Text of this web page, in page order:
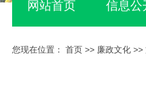
网站首页 信息公
您现在位置： 首页 >> 廉政文化 >>